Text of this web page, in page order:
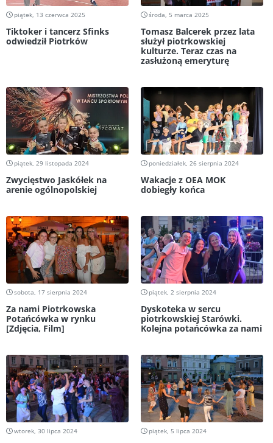
piątek, 13 czerwca 2025
Tiktoker i tancerz Sfinks
odwiedził Piotrków
środa, 5 marca 2025
Tomasz Balcerek przez lata
służył piotrkowskiej
kulturze. Teraz czas na
zasłużoną emeryturę
piątek, 29 listopada 2024
Zwycięstwo Jaskółek na
arenie ogólnopolskiej
poniedziałek, 26 sierpnia 2024
Wakacje z OEA MOK
dobiegły końca
sobota, 17 sierpnia 2024
Za nami Piotrkowska
Potańcówka w rynku
[Zdjęcia, Film]
piątek, 2 sierpnia 2024
Dyskoteka w sercu
piotrkowskiej Starówki.
Kolejna potańcówka za nami
wtorek, 30 lipca 2024 piątek, 5 lipca 2024